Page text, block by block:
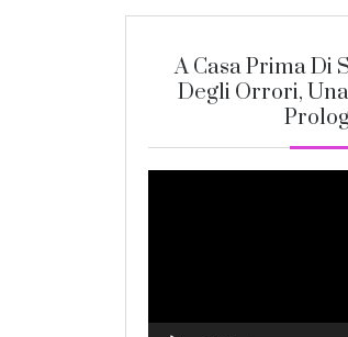
A Casa Prima Di
Degli Orrori,